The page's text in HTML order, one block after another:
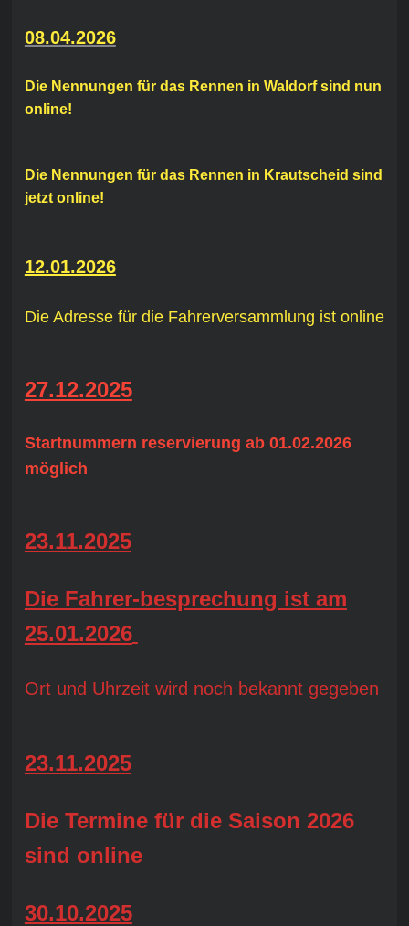
08.04.2026
Die Nennungen für das Rennen in Waldorf sind nun
online!
Die Nennungen für das Rennen in Krautscheid sind
jetzt online!
12.01.2026
Die Adresse für die Fahrerversammlung ist online
27.12.2025
Startnummern reservierung ab 01.02.2026
möglich
23.11.2025
Die Fahrer-besprechung ist am
25.01.2026
Ort und Uhrzeit wird noch bekannt gegeben
23.11.2025
Die Termine für die Saison 2026
sind online
30.10.2025